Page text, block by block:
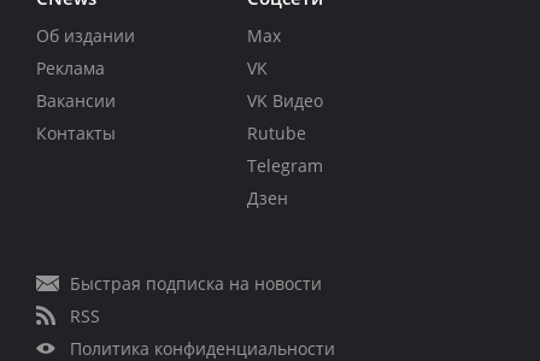
Об издании
Реклама
Вакансии
Контакты
Max
VK
VK Видео
Rutube
Telegram
Дзен
Быстрая подписка на новости
RSS
Политика конфиденциальности